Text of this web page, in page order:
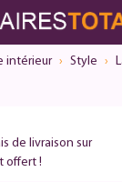
intérieur Style
de livraison sur
offert !